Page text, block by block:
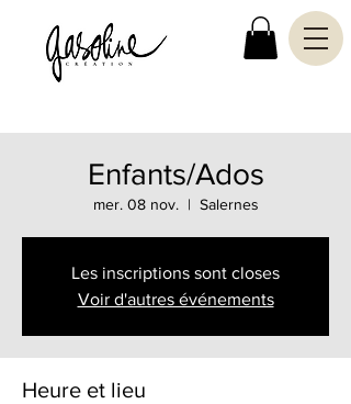
Enfants/Ados
mer. 08 nov.
  |
Salernes
Les inscriptions sont closes
Voir d'autres événements
Heure et lieu